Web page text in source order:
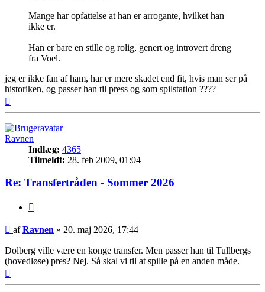
Mange har opfattelse at han er arrogante, hvilket han
ikke er.
Han er bare en stille og rolig, genert og introvert dreng
fra Voel.
jeg er ikke fan af ham, har er mere skadet end fit, hvis man ser på
historiken, og passer han til press og som spilstation ????
Ravnen
Indlæg: 4365
Tilmeldt: 28. feb 2009, 01:04
Re: Transfertråden - Sommer 2026
Indlæg
afRavnen » 20. maj 2026, 17:44
Dolberg ville være en konge transfer. Men passer han til Tullbergs
(hovedløse) pres? Nej. Så skal vi til at spille på en anden måde.